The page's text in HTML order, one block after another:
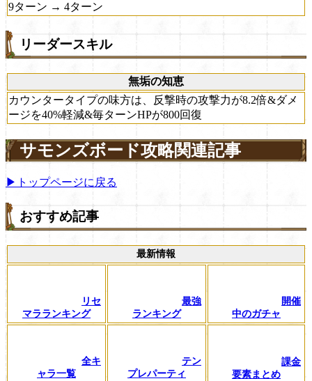
9ターン → 4ターン
リーダースキル
無垢の知恵
カウンタータイプの味方は、反撃時の攻撃力が8.2倍&ダメ
ージを40%軽減&毎ターンHPが800回復
サモンズボード攻略関連記事
▶トップページに戻る
おすすめ記事
最新情報
リセ
マラランキング
最強
ランキング
開催
中のガチャ
全キ
ャラ一覧
テン
プレパーティ
課金
要素まとめ